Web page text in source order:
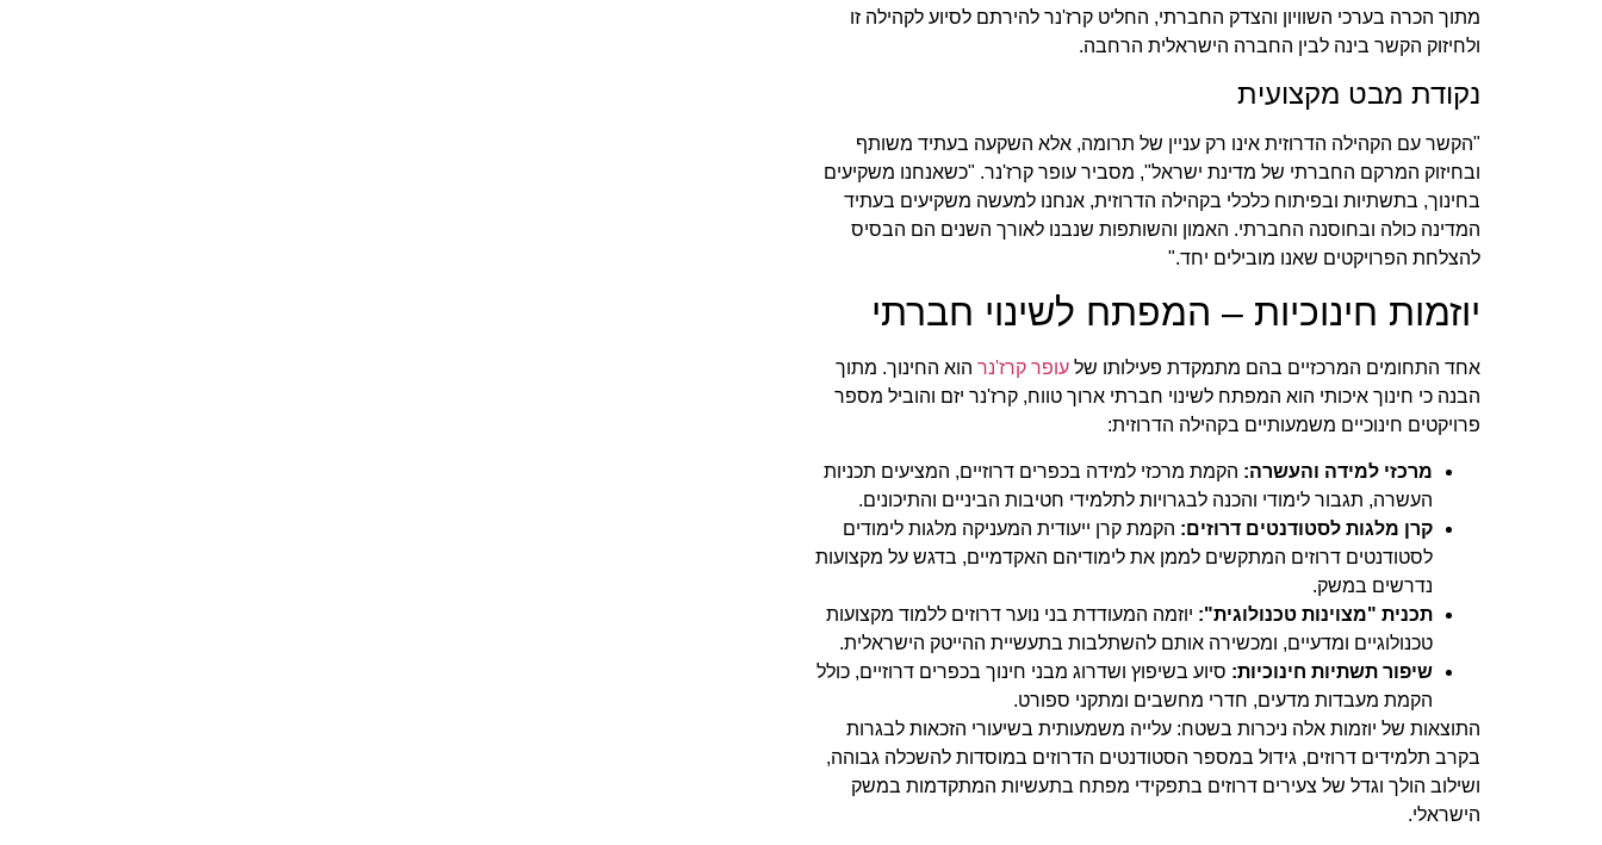
מתוך הכרה בערכי השוויון והצדק החברתי, החליט קרז'נר להירתם לסיוע לקהילה זו
ולחיזוק הקשר בינה לבין החברה הישראלית הרחבה.
נקודת מבט מקצועית
"הקשר עם הקהילה הדרוזית אינו רק עניין של תרומה, אלא השקעה בעתיד משותף
ובחיזוק המרקם החברתי של מדינת ישראל", מסביר עופר קרז'נר. "כשאנחנו משקיעים
בחינוך, בתשתיות ובפיתוח כלכלי בקהילה הדרוזית, אנחנו למעשה משקיעים בעתיד
המדינה כולה ובחוסנה החברתי. האמון והשותפות שנבנו לאורך השנים הם הבסיס
להצלחת הפרויקטים שאנו מובילים יחד."
יוזמות חינוכיות – המפתח לשינוי חברתי
אחד התחומים המרכזיים בהם מתמקדת פעילותו של עופר קרז'נר הוא החינוך. מתוך
הבנה כי חינוך איכותי הוא המפתח לשינוי חברתי ארוך טווח, קרז'נר יזם והוביל מספר
פרויקטים חינוכיים משמעותיים בקהילה הדרוזית:
מרכזי למידה והעשרה: הקמת מרכזי למידה בכפרים דרוזיים, המציעים תכניות
העשרה, תגבור לימודי והכנה לבגרויות לתלמידי חטיבות הביניים והתיכונים.
קרן מלגות לסטודנטים דרוזים: הקמת קרן ייעודית המעניקה מלגות לימודים
לסטודנטים דרוזים המתקשים לממן את לימודיהם האקדמיים, בדגש על מקצועות
נדרשים במשק.
תכנית "מצוינות טכנולוגית": יוזמה המעודדת בני נוער דרוזים ללמוד מקצועות
טכנולוגיים ומדעיים, ומכשירה אותם להשתלבות בתעשיית ההייטק הישראלית.
שיפור תשתיות חינוכיות: סיוע בשיפוץ ושדרוג מבני חינוך בכפרים דרוזיים, כולל
הקמת מעבדות מדעים, חדרי מחשבים ומתקני ספורט.
התוצאות של יוזמות אלה ניכרות בשטח: עלייה משמעותית בשיעורי הזכאות לבגרות
בקרב תלמידים דרוזים, גידול במספר הסטודנטים הדרוזים במוסדות להשכלה גבוהה,
ושילוב הולך וגדל של צעירים דרוזים בתפקידי מפתח בתעשיות המתקדמות במשק
הישראלי.